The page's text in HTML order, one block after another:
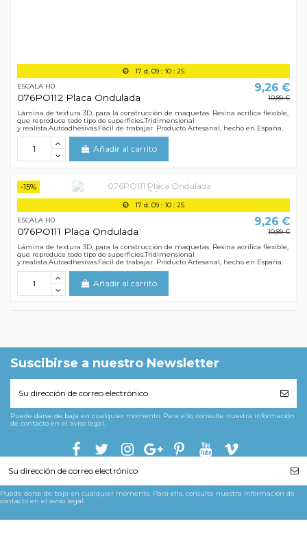
17 d. 09: 10: 24
ESCALA H0
076PO112 Placa Ondulada
9,26 €
10,89 €
Lámina de textura 3D, para la construcción de maquetas. Resina acrílica flexible,
que reproduce todo tipo de superficies.Tridimensional
y realista.Autoadhesivas.Fácil de trabajar. Producto Artesanal, hecho en España.
Añadir al carrito
-15%
17 d. 09: 10: 24
ESCALA H0
076PO111 Placa Ondulada
9,26 €
10,89 €
Lámina de textura 3D, para la construcción de maquetas. Resina acrílica flexible,
que reproduce todo tipo de superficies.Tridimensional
y realista.Autoadhesivas.Fácil de trabajar. Producto Artesanal, hecho en España.
Añadir al carrito
Suscibirse a nuestro Newsletter
Puede darse de baja en cualquier momento. Para ello, consulte nuestra información
de contacto en el aviso legal.
Puede darse de baja en cualquier momento. Para ello, consulte nuestra información de
contacto en el aviso legal.